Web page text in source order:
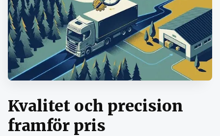
Kvalitet och precision
framför pris